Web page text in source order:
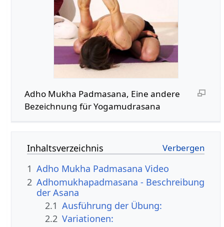
Adho Mukha Padmasana, Eine andere
Bezeichnung für Yogamudrasana
Inhaltsverzeichnis
1 Adho Mukha Padmasana Video
2 Adhomukhapadmasana - Beschreibung
der Asana
2.1 Ausführung der Übung:
2.2 Variationen: